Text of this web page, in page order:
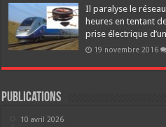
Il paralyse le
heures en tentant
prise électrique
19 novembre 2016
Publications
10 avril 2026